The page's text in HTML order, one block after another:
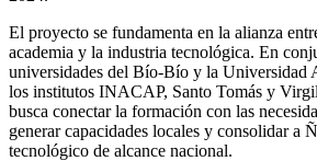
El proyecto se fundamenta en la alianza
academia y la industria tecnológica. En
universidades del Bío-Bío y la Universidad
los institutos INACAP, Santo Tomás y
busca conectar la formación con las
generar capacidades locales y consolidar a
tecnológico de alcance nacional.